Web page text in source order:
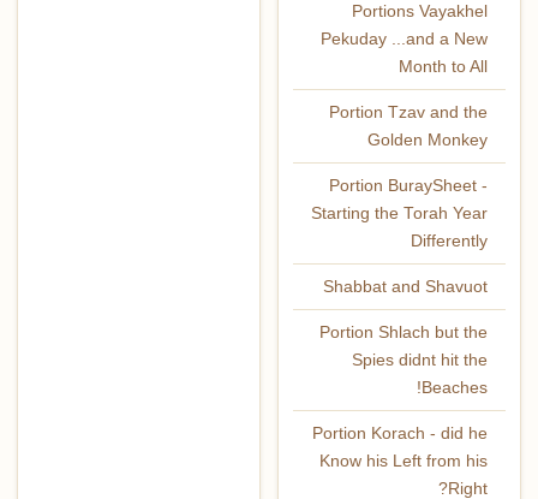
Portions Vayakhel
Pekuday ...and a New
Month to All
Portion Tzav and the
Golden Monkey
Portion BuraySheet -
Starting the Torah Year
Differently
Shabbat and Shavuot
Portion Shlach but the
Spies didnt hit the
Beaches!
Portion Korach - did he
Know his Left from his
Right?